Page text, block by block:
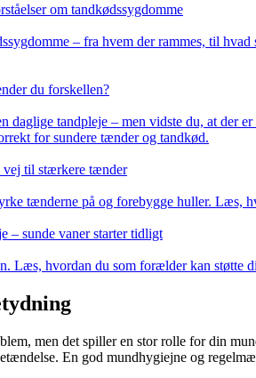
om tandkødssygdomme
– fra hvem der rammes, til
du forskellen?
daglige tandpleje – men vidste du, at
for sundere tænder og tandkød.
vej til stærkere tænder
tænderne på og forebygge huller. Læs,
– sunde vaner starter tidligt
Læs, hvordan du som forælder kan støtte
men det spiller en stor rolle for din
En god mundhygiejne og